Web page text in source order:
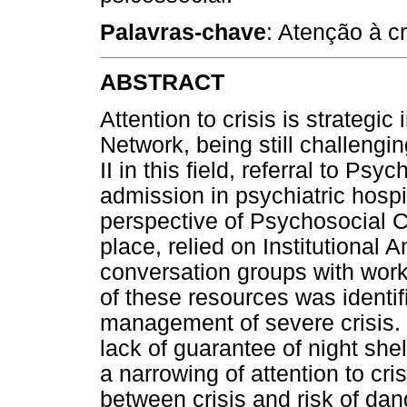
Palavras-chave: Atenção à
ABSTRACT
Attention to crisis is strategic
Network, being still
II in this field, referral to
admission in psychiatric
perspective of Psychosocial
place, relied on Institutional
conversation groups with
of these resources was
management of severe
lack of guarantee of night
a narrowing of attention to
between crisis and risk of